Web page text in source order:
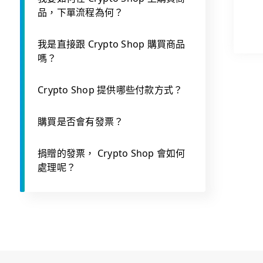
品，下單流程為何？
我是直接跟 Crypto Shop 購買商品
嗎？
Crypto Shop 提供哪些付款方式？
購買是否會有發票？
捐贈的發票， Crypto Shop 會如何
處理呢？